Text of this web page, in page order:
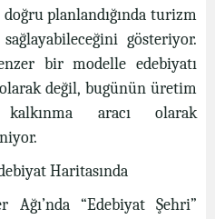
planlandığında turizm
gösteriyor.
bir modelle edebiyatı
değil, bugünün üretim
aracı olarak
Haritasında
Ağı’nda “Edebiyat Şehri”